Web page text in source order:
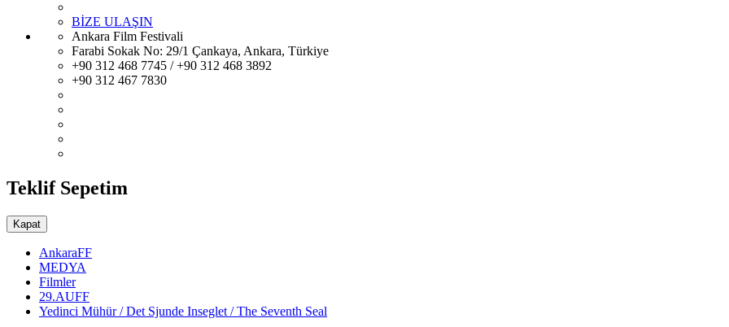
BİZE ULAŞIN
Ankara Film Festivali
Farabi Sokak No: 29/1 Çankaya, Ankara, Türkiye
+90 312 468 7745 / +90 312 468 3892
+90 312 467 7830
Teklif Sepetim
Kapat
AnkaraFF
MEDYA
Filmler
29.AUFF
Yedinci Mühür / Det Sjunde Inseglet / The Seventh Seal